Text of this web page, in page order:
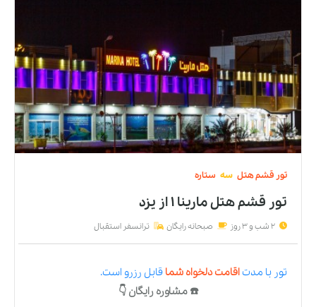
تور قشمهتل سه ستاره
تور قشم هتل مارینا ۱ از یزد
2 شب و 3 روز صبحانه رایگان ترانسفر استقبال
تور با مدتاقامت دلخواه شما قابل رزرو است.
☎️ مشاوره رایگان 👇